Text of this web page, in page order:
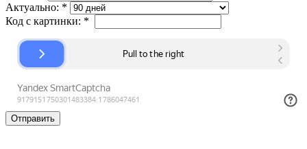
Актуально: *
Код с картинки: *